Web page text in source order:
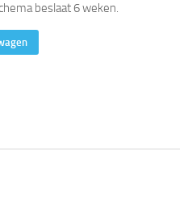
beslaat 6 weken.